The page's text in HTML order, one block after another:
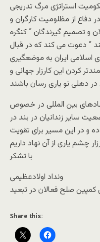
استراتژی مرگ تدریجی
در دفاع از مظلومیت کارگران و
و تصمیم گیرندگان ” کنگره
” دعوت می کند که در قبال
اسلامی ایران به موضعگیری
کردن این کارزار جهانی و
بین المللی در خصوص
سایر زندانیان در بند در
و در این مسیر برای تقویت
با تشکر
ونداد اولادعظیمی
صلح فعالان در تبعید
Share this: